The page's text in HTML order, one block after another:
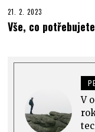
21. 2. 2023
Vše, co
V